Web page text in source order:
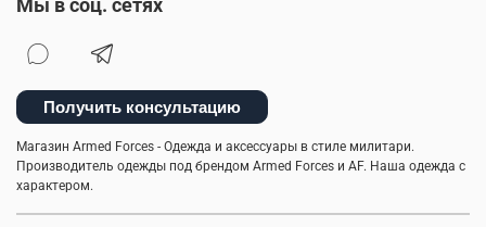
Мы в соц. сетях
Получить консультацию
Магазин Armed Forces - Одежда и аксессуары в стиле милитари.
Производитель одежды под брендом Armed Forces и AF. Наша одежда с
характером.